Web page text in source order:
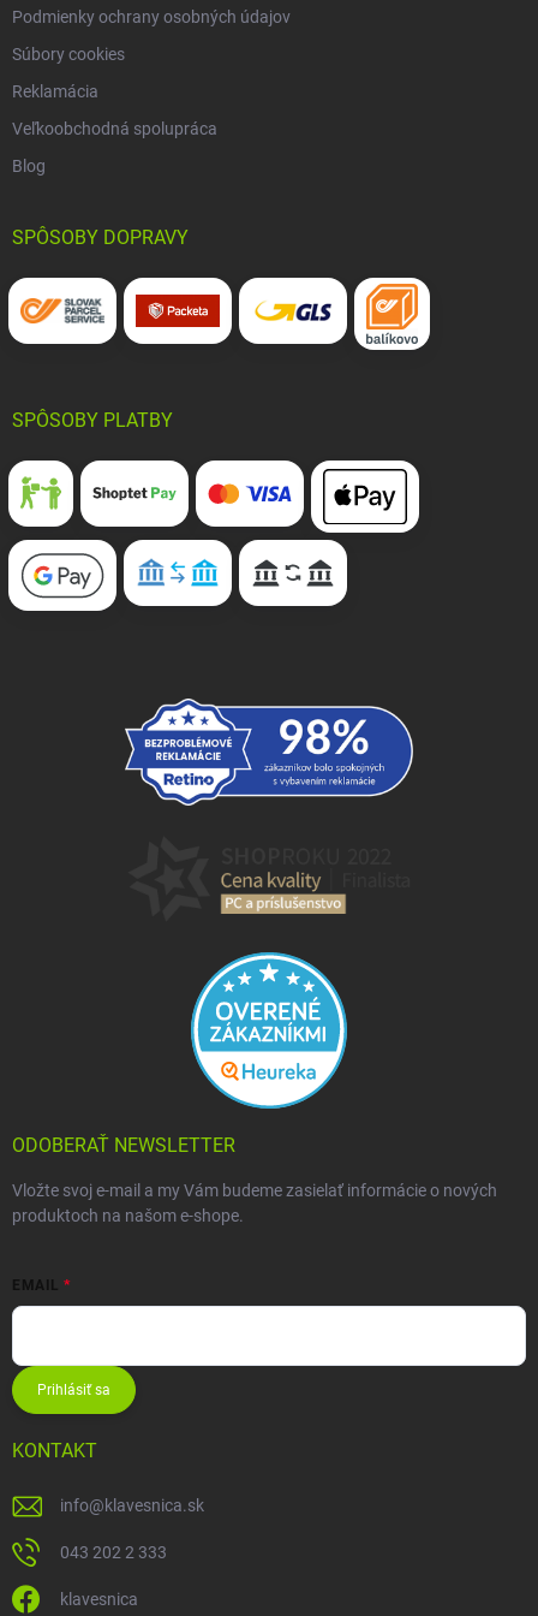
Podmienky ochrany osobných údajov
Súbory cookies
Reklamácia
Veľkoobchodná spolupráca
Blog
SPÔSOBY DOPRAVY
SPÔSOBY PLATBY
ODOBERAŤ NEWSLETTER
Vložte svoj e-mail a my Vám budeme zasielať informácie o nových
produktoch na našom e-shope.
EMAIL
Prihlásiť sa
KONTAKT
info@klavesnica.sk
043 202 2 333
klavesnica